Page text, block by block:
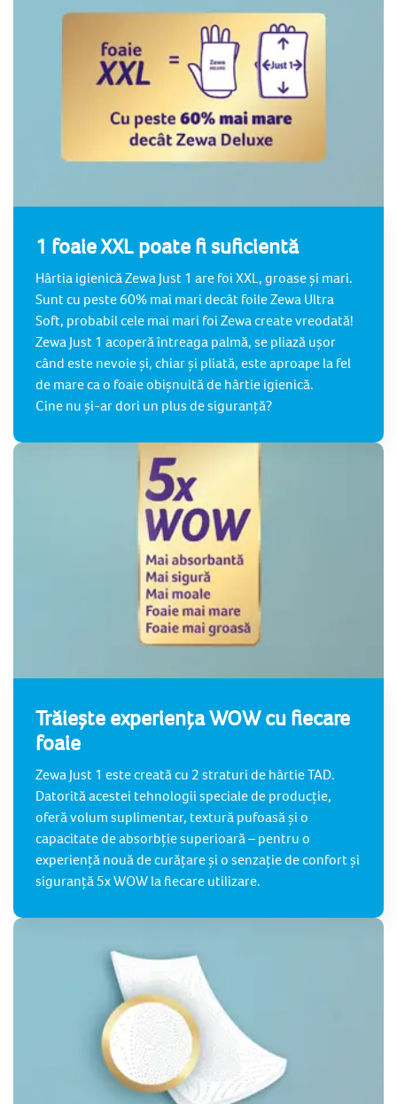
1 foaie XXL poate fi suficientă
Hârtia igienică Zewa Just 1 are foi XXL, groase și mari.
Sunt cu peste 60% mai mari decât foile Zewa Ultra
Soft, probabil cele mai mari foi Zewa create vreodată!
Zewa Just 1 acoperă întreaga palmă, se pliază ușor
când este nevoie și, chiar și pliată, este aproape la fel
de mare ca o foaie obișnuită de hârtie igienică.
Cine nu și-ar dori un plus de siguranță?
Trăiește experiența WOW cu fiecare
foaie
Zewa Just 1 este creată cu 2 straturi de hârtie TAD.
Datorită acestei tehnologii speciale de producție,
oferă volum suplimentar, textură pufoasă și o
capacitate de absorbție superioară – pentru o
experiență nouă de curățare și o senzație de confort și
siguranță 5x WOW la fiecare utilizare.